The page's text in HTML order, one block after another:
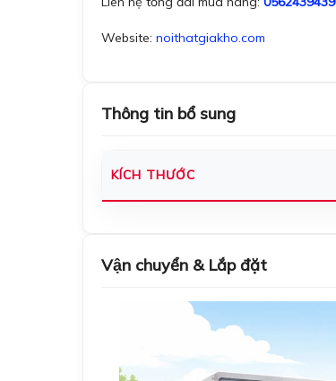
Website: noithatgiakho.com
Thông tin bổ sung
KÍCH THƯỚC
Vận chuyển & Lắp đặt